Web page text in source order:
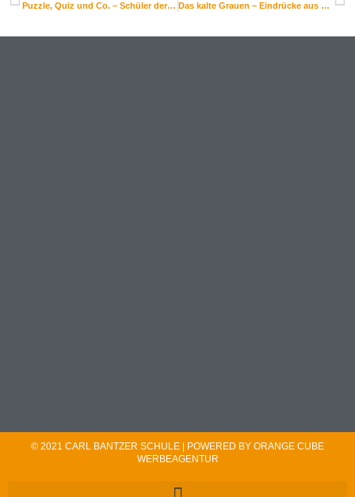
Puzzle, Quiz und Co. – Schüler der Klasse 5 testen ihr Wissen mit neuen Lernspielen im Fach Erdkunde Das kalte Grauen – Eindrücke aus der Gedenkstätte Kloster Breitenau
© 2021 CARL BANTZER SCHULE | POWERED BY ORANGE CUBE
WERBEAGENTUR